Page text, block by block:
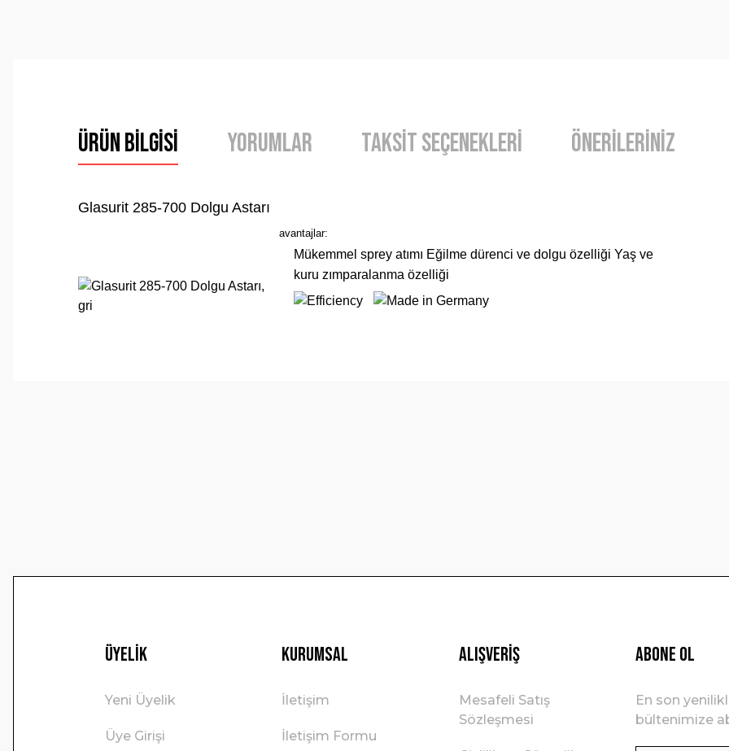
Ürün Bilgisi Yorumlar Taksit Seçenekleri Önerileriniz
Glasurit 285-700 Dolgu Astarı
avantajlar:
Mükemmel sprey atımı Eğilme dürenci ve dolgu özelliği Yaş ve
kuru zımparalanma özelliği
Üyelik
Yeni Üyelik
Üye Girişi
Kurumsal
İletişim
İletişim Formu
Alışveriş
Mesafeli Satış
Sözleşmesi
ABONE OL
En son
bültenimize